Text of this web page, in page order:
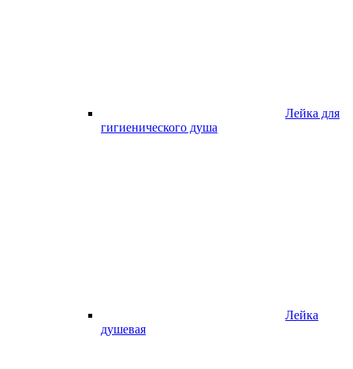
Лейка для
гигиенического душа
Лейка
душевая